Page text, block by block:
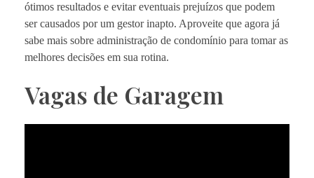
ótimos resultados e evitar eventuais prejuízos que podem
ser causados por um gestor inapto. Aproveite que agora já
sabe mais sobre administração de condomínio para tomar as
melhores decisões em sua rotina.
Vagas de Garagem